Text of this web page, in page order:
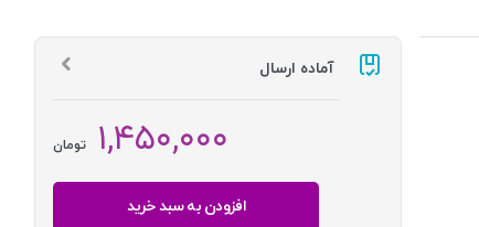
آماده ارسال
۱,۴۵۰,۰۰۰ تومان
افزودن به سبد خرید